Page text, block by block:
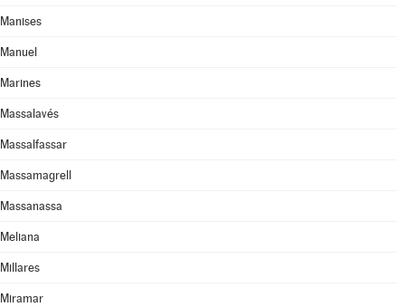
Manises
Manuel
Marines
Massalavés
Massalfassar
Massamagrell
Massanassa
Meliana
Millares
Miramar